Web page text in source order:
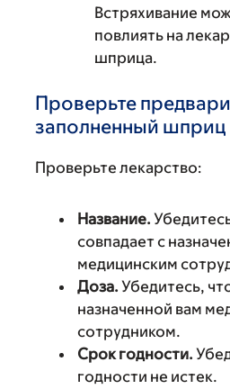
Встряхивание
повлиять на
шприца.
Проверьте
заполненный шприц
Проверьте лекарство:
Название.
совпадает с
медицинским
Доза. Убедитесь,
назначенной вам
сотрудником.
Срок годности.
годности не истек.